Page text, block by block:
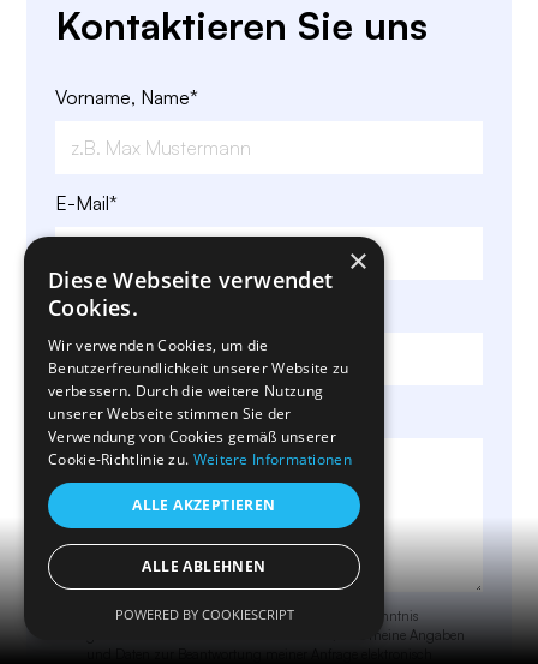
Menü
Kontaktieren Sie uns
Vorname, Name*
E-Mail*
Telefonnummer*
Ihr Anliegen*
Ja, ich habe dieDatenschutzerklärung
zur Kenntnis
genommen. Ich bin damit einverstanden, dass meine Angaben
×
Diese Webseite verwendet
Cookies.
Wir verwenden Cookies, um die
Benutzerfreundlichkeit unserer Website zu
verbessern. Durch die weitere Nutzung
unserer Webseite stimmen Sie der
Verwendung von Cookies gemäß unserer
Cookie-Richtlinie zu. Weitere Informationen
ALLE AKZEPTIEREN
ALLE ABLEHNEN
POWERED BY COOKIESCRIPT